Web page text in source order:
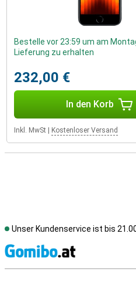
Bestelle vor 23:59 um am
Lieferung zu erhalten
232,00 €
In den Korb
Inkl. MwSt Kostenloser Versand
Unser Kundenservice ist bis